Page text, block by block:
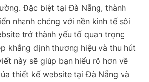
Đặc biệt tại Đà Nẵng, thành
nhanh chóng với nền kinh tế sôi
trở thành yếu tố quan trọng
khẳng định thương hiệu và thu hút
này sẽ giúp bạn hiểu rõ hơn về
thiết kế website tại Đà Nẵng và